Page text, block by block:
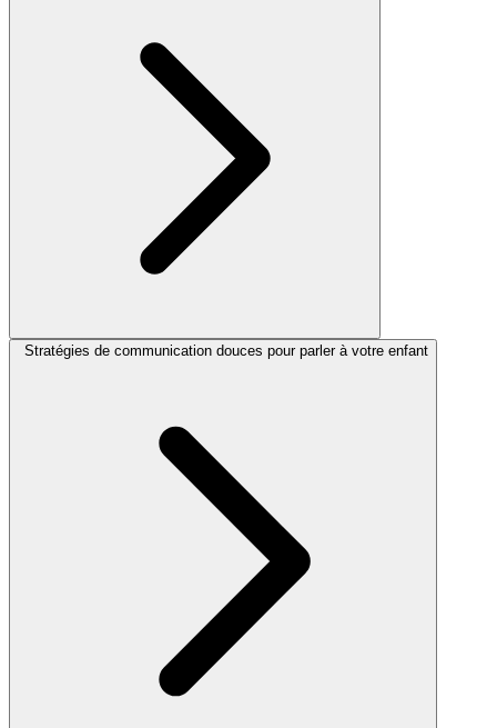
Stratégies de communication douces pour parler à votre enfant